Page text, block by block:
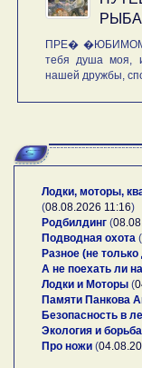
ПРЕ� �ЮБИМОМУ
тебя душа моя,
нашей дружбы,
Лодки, моторы,
(08.08.2026 11:16)
Родбилдинг (
Подводная охота (
Разное (не
А не поехать ли
Лодки и Моторы (
Памяти Панкова
Безопасность в
Экология и
Про ножи (